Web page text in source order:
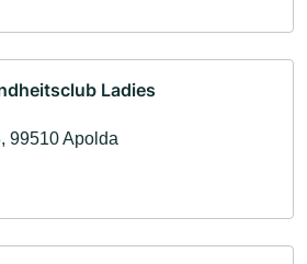
Ladies
99510 Apolda